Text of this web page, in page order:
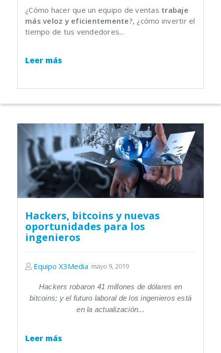
¿Cómo hacer que un equipo de ventas trabaje
más veloz y eficientemente?, ¿cómo invertir el
tiempo de tus vendedores...
Leer más
Hackers, bitcoins y nuevas
oportunidades para los
ingenieros
Equipo X3Media mayo 9, 2019
Hackers robaron 41 millones de dólares en
bitcoins; y el futuro laboral de los ingenieros está
en la actualización...
Leer más